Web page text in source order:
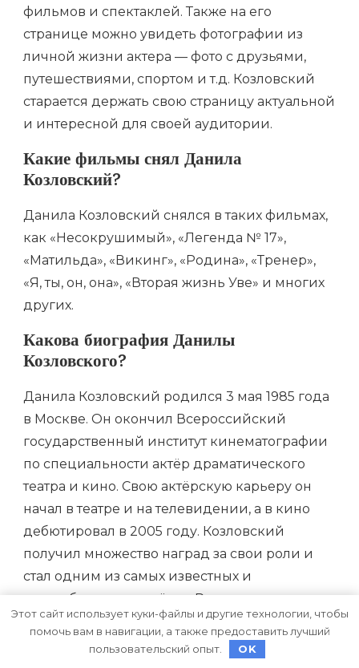
фильмов и спектаклей. Также на его
странице можно увидеть фотографии из
личной жизни актера — фото с друзьями,
путешествиями, спортом и т.д. Козловский
старается держать свою страницу актуальной
и интересной для своей аудитории.
Какие фильмы снял Данила
Козловский?
Данила Козловский снялся в таких фильмах,
как «Несокрушимый», «Легенда № 17»,
«Матильда», «Викинг», «Родина», «Тренер»,
«Я, ты, он, она», «Вторая жизнь Уве» и многих
других.
Какова биография Данилы
Козловского?
Данила Козловский родился 3 мая 1985 года
в Москве. Он окончил Всероссийский
государственный институт кинематографии
по специальности актёр драматического
театра и кино. Свою актёрскую карьеру он
начал в театре и на телевидении, а в кино
дебютировал в 2005 году. Козловский
получил множество наград за свои роли и
стал одним из самых известных и
востребованных актёров России.
Этот сайт использует куки-файлы и другие технологии, чтобы
помочь вам в навигации, а также предоставить лучший
пользовательский опыт.
OK